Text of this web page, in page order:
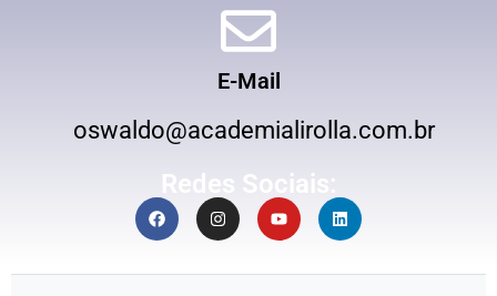
E-Mail
oswaldo@academialirolla.com.br
Redes Sociais: